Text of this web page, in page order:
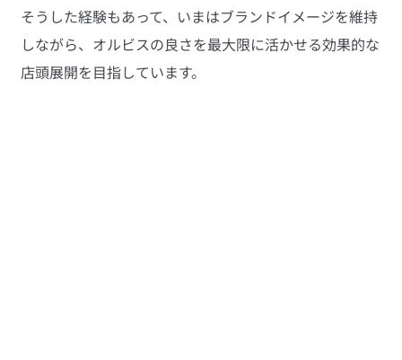
そうした経験もあって、いまはブランドイメージを維持
しながら、オルビスの良さを最大限に活かせる効果的な
店頭展開を目指しています。